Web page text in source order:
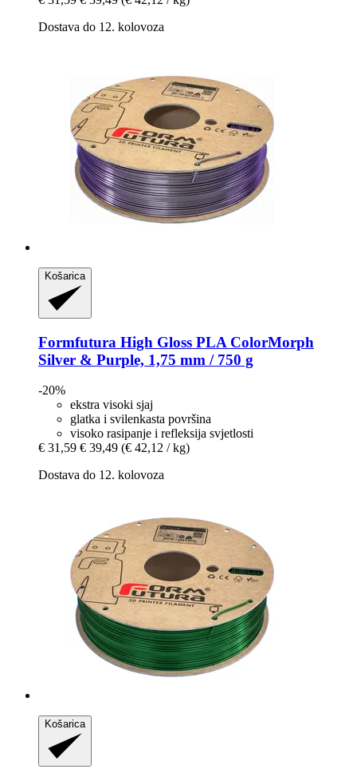
Dostava do 12. kolovoza
Košarica
Formfutura High Gloss PLA ColorMorph
Silver & Purple, 1,75 mm / 750 g
-20%
ekstra visoki sjaj
glatka i svilenkasta površina
visoko rasipanje i refleksija svjetlosti
€ 31,59 € 39,49 (€ 42,12 / kg)
Dostava do 12. kolovoza
Košarica